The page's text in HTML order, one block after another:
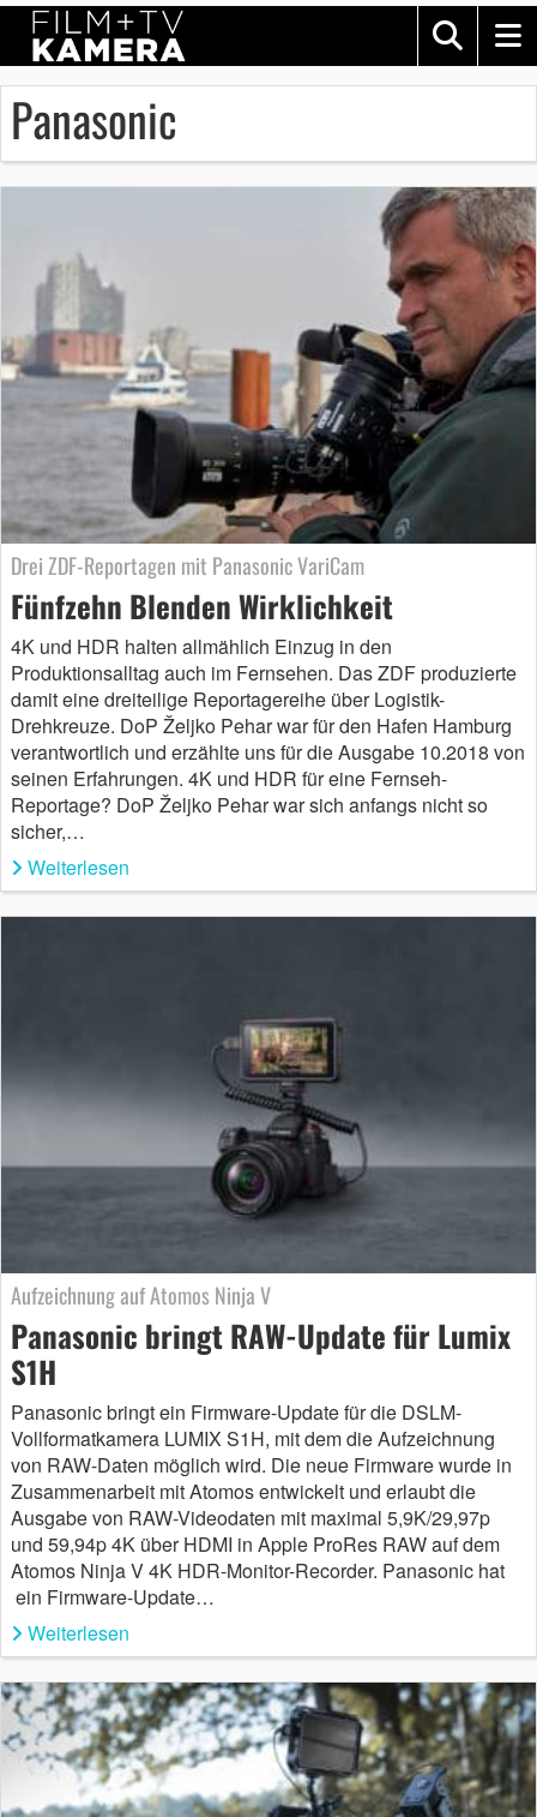
Panasonic
Drei ZDF-Reportagen mit Panasonic VariCam
Fünfzehn Blenden Wirklichkeit
4K und HDR halten allmählich Einzug in den
Produktionsalltag auch im Fernsehen. Das ZDF produzierte
damit eine dreiteilige Reportagereihe über Logistik-
Drehkreuze. DoP Željko Pehar war für den Hafen Hamburg
verantwortlich und erzählte uns für die Ausgabe 10.2018 von
seinen Erfahrungen. 4K und HDR für eine Fernseh-
Reportage? DoP Željko Pehar war sich anfangs nicht so
sicher,…
Weiterlesen
Aufzeichnung auf Atomos Ninja V
Panasonic bringt RAW-Update für Lumix
S1H
Panasonic bringt ein Firmware-Update für die DSLM-
Vollformatkamera LUMIX S1H, mit dem die Aufzeichnung
von RAW-Daten möglich wird. Die neue Firmware wurde in
Zusammenarbeit mit Atomos entwickelt und erlaubt die
Ausgabe von RAW-Videodaten mit maximal 5,9K/29,97p
und 59,94p 4K über HDMI in Apple ProRes RAW auf dem
Atomos Ninja V 4K HDR-Monitor-Recorder. Panasonic hat
ein Firmware-Update…
Weiterlesen